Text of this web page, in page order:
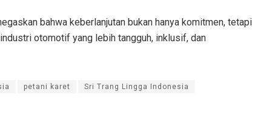
bahwa keberlanjutan bukan hanya komitmen, tetapi
otomotif yang lebih tangguh, inklusif, dan
petani karet Sri Trang Lingga Indonesia